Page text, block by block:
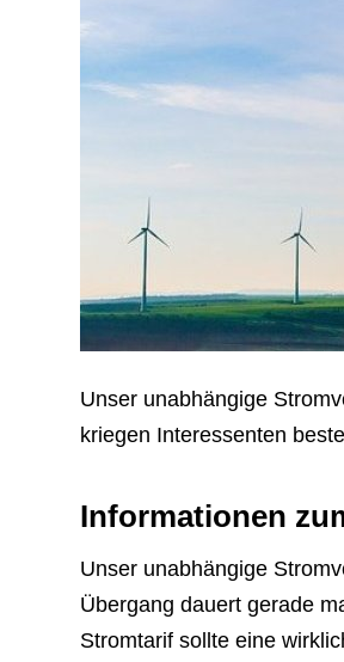
Unser unabhängige
kriegen Interessenten
Informationen
Unser unabhängige
Übergang dauert gerade
Stromtarif sollte eine